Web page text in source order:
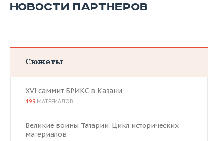
НОВОСТИ ПАРТНЕРОВ
Сюжеты
XVI саммит БРИКС в Казани
499 МАТЕРИАЛОВ
Великие воины Татарии. Цикл исторических
материалов